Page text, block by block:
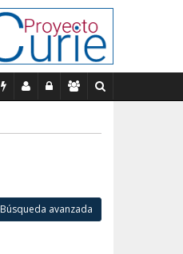
Búsqueda avanzada